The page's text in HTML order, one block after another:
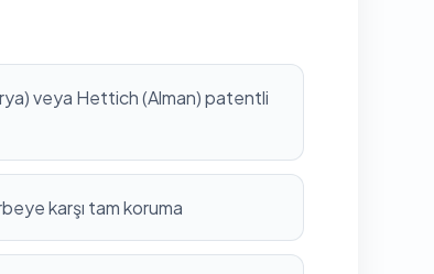
veya Hettich (Alman) patentli
karşı tam koruma